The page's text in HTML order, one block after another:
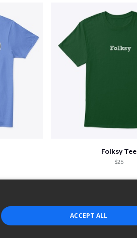
Folksy Tee
$25
ACCEPT ALL